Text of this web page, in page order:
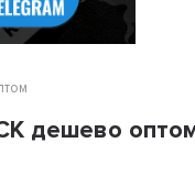
дешево